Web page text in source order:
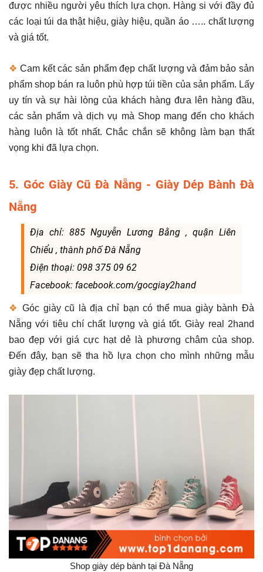
được nhiều người yêu thích lựa chọn. Hàng si với đầy đủ
các loại túi da thật hiệu, giày hiệu, quần áo ….. chất lượng
và giá tốt.
❖Cam kết các sản phẩm đẹp chất lượng và đảm bảo sản
phẩm shop bán ra luôn phù hợp túi tiền của sản phẩm. Lấy
uy tín và sự hài lòng của khách hàng đưa lên hàng đầu,
các sản phẩm và dịch vụ mà Shop mang đến cho khách
hàng luôn là tốt nhất. Chắc chắn sẽ không làm bạn thất
vọng khi đã lựa chọn.
5. Góc Giày Cũ Đà Nẵng - Giày Dép Bành Đà
Nẵng
Địa chỉ: 885 Nguyễn Lương Bằng , quận Liên
Chiểu , thành phố Đà Nẵng
Điện thoại: 098 375 09 62
Facebook: facebook.com/gocgiay2hand
❖Góc giày cũ là địa chỉ bạn có thể mua giày bành Đà
Nẵng với tiêu chí chất lượng và giá tốt. Giày real 2hand
bao đẹp với giá cực hạt dẻ là phương châm của shop.
Đến đây, bạn sẽ tha hồ lựa chọn cho mình những mẫu
giày đẹp chất lượng.
Shop giày dép bành tại Đà Nẵng